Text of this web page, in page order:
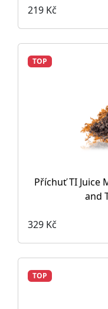
219 Kč
TOP
Příchuť TI Juice
and
329 Kč
TOP